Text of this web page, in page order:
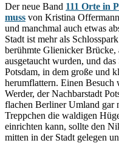
Der neue Band 111 Orte in
muss von Kristina
und manchmal auch etwas
Stadt ist mehr als
berühmte Glienicker
ausgetaucht wurden, und
Potsdam, in dem große und
herumflattern. Einen
Werder, der Nachbarstadt
flachen Berliner Umland gar
Treppchen die waldigen
einrichten kann, sollte den
mitten in der Stadt gelegen